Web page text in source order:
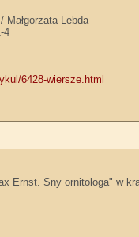
Lebda
4
6428-wiersze.html
Ernst. Sny ornitologa" w